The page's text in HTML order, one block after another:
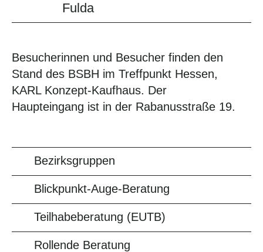
Fulda
Besucherinnen und Besucher finden den
Stand des BSBH im Treffpunkt Hessen,
KARL Konzept-Kaufhaus. Der
Haupteingang ist in der Rabanusstraße 19.
Bezirksgruppen
Blickpunkt-Auge-Beratung
Teilhabeberatung (EUTB)
Rollende Beratung